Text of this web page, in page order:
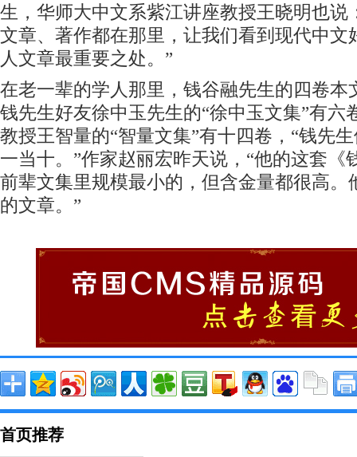
生，华师大中文系紫江讲座教授王晓明也说
文章、著作都在那里，让我们看到现代中文
人文章最重要之处。”
在老一辈的学人那里，钱谷融先生的四卷本
钱先生好友徐中玉先生的“徐中玉文集”有六
教授王智量的“智量文集”有十四卷，“钱先
一当十。”作家赵丽宏昨天说，“他的这套《
前辈文集里规模最小的，但含金量都很高。
的文章。”
首页推荐